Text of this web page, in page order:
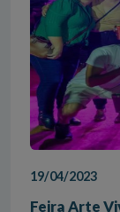
19/04/2023
Feira Arte